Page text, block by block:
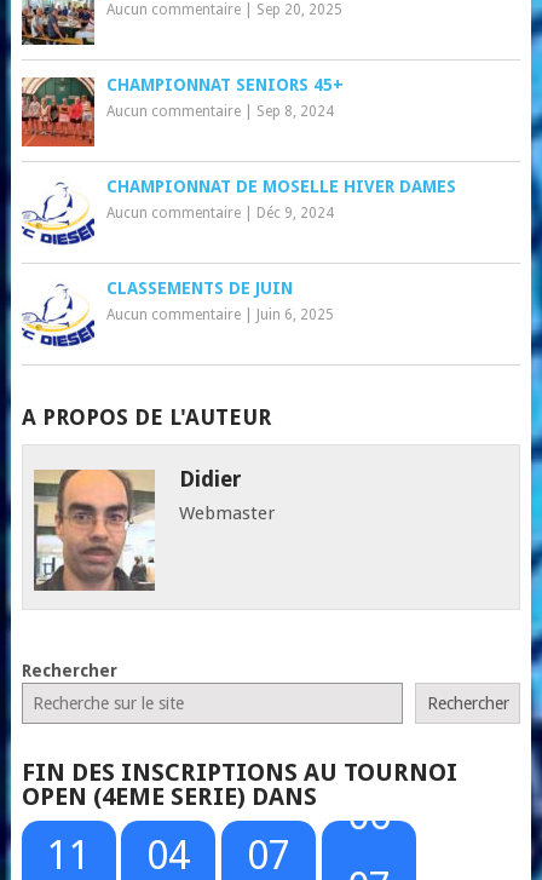
Aucun commentaire| Sep 20, 2025
CHAMPIONNAT SENIORS 45+
Aucun commentaire| Sep 8, 2024
CHAMPIONNAT DE MOSELLE HIVER DAMES
Aucun commentaire| Déc 9, 2024
CLASSEMENTS DE JUIN
Aucun commentaire| Juin 6, 2025
A PROPOS DE L'AUTEUR
Didier
Webmaster
Rechercher
Rechercher
FIN DES INSCRIPTIONS AU TOURNOI
OPEN (4EME SERIE) DANS
11 04 07